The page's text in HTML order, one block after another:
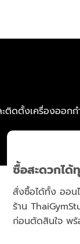
ดตั้งเครื่องออกก
ซื้อสะดวกได้
สั่งซื้อได้ทั้ง ออน
ร้าน
ก่อนตัดสินใจ พร้